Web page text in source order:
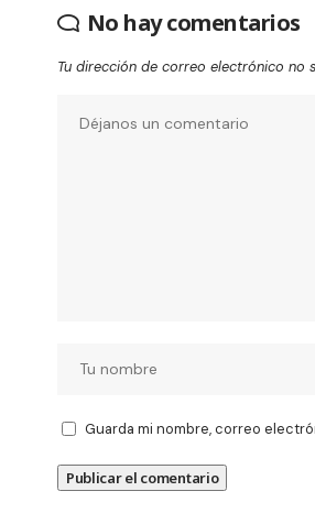
No hay comentarios
Tu dirección de correo electrónico no
Guarda mi nombre, correo